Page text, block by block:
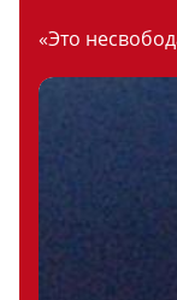
«Это